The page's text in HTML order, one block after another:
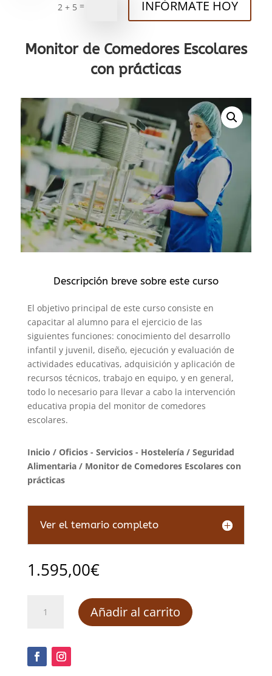
2 + 5 = INFÓRMATE HOY
Monitor de Comedores Escolares
con prácticas
Descripción breve sobre este curso
El objetivo principal de este curso consiste en
capacitar al alumno para el ejercicio de las
siguientes funciones: conocimiento del desarrollo
infantil y juvenil, diseño, ejecución y evaluación de
actividades educativas, adquisición y aplicación de
recursos técnicos, trabajo en equipo, y en general,
todo lo necesario para llevar a cabo la intervención
educativa propia del monitor de comedores
escolares.
Inicio / Oficios - Servicios - Hostelería/ Seguridad
Alimentaria/ Monitor de Comedores Escolares con
prácticas
Ver el temario completo
1.595,00€
con
Añadir al carrito